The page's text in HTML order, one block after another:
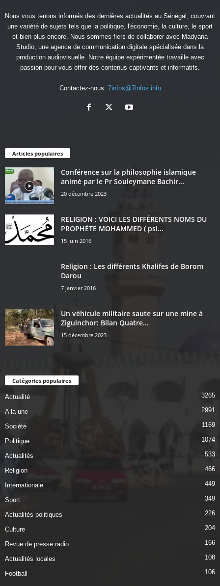
Nous vous tenons informés des dernières actualités au Sénégal, couvrant
une variété de sujets tels que la politique, l'économie, la culture, le sport
et bien plus encore. Nous sommes fiers de collaborer avec Madyana
Studio, une agence de communication digitale spécialisée dans la
production audiovisuelle. Notre équipe expérimentée travaille avec
passion pour vous offrir des contenus captivants et informatifs.
Contactez-nous: 7infos@7infos.info
Articles populaires
Conférence sur la philosophie islamique
animé par le Pr Souleymane Bachir...
20 décembre 2023
RELIGION : VOICI LES DIFFÉRENTS NOMS DU
PROPHÈTE MOHAMMED ( psl...
15 juin 2016
Religion : Les différents Khalifes de Borom
Darou
7 janvier 2016
Un véhicule militaire saute sur une mine à
Ziguinchor: Bilan Quatre...
15 décembre 2023
Catégories populaires
Actualité 3265
A la une 2991
Société 1169
Politique 1074
Actualités 533
Religion 466
Internationale 449
Sport 349
Actualités politiques 226
Culture 204
Revue de presse radio 166
Actualités locales 108
Football 106